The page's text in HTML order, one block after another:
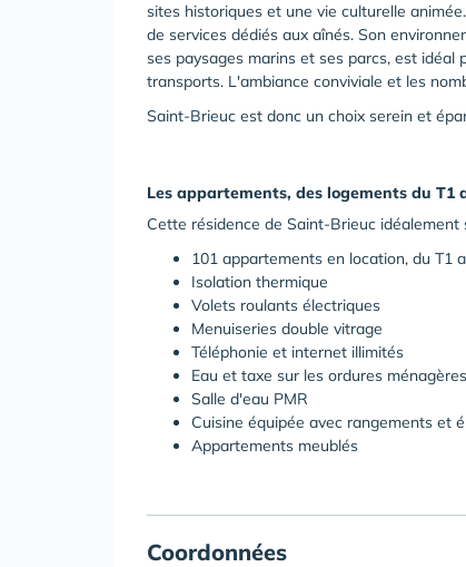
sites historiques et une vie culturelle
de services dédiés aux aînés. Son
ses paysages marins et ses parcs, est
transports. L'ambiance conviviale et les
Saint-Brieuc est donc un choix serein et
Les appartements, des logements du T1
Cette résidence de Saint-Brieuc
101 appartements en location, du T1
Isolation thermique
Volets roulants électriques
Menuiseries double vitrage
Téléphonie et internet illimités
Eau et taxe sur les ordures
Salle d'eau PMR
Cuisine équipée avec rangements et
Appartements meublés
Coordonnées